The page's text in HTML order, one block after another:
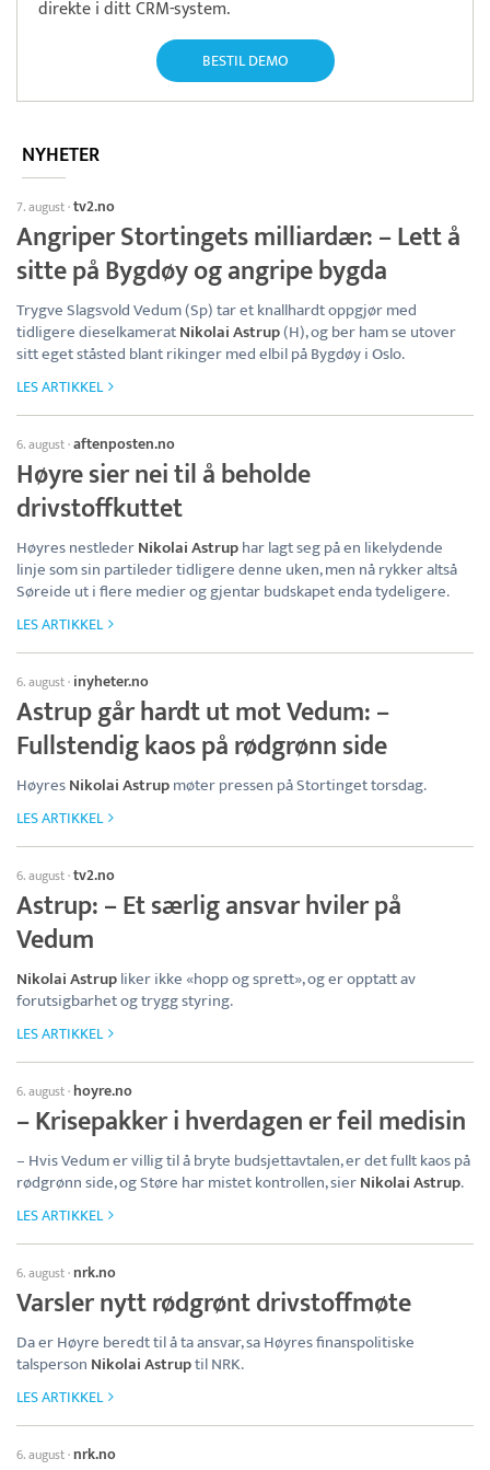
direkte i ditt CRM-system.
BESTIL DEMO
NYHETER
7. august·tv2.no
Angriper Stortingets milliardær: – Lett å
sitte på Bygdøy og angripe bygda
Trygve Slagsvold Vedum (Sp) tar et knallhardt oppgjør med
tidligere dieselkameratNikolai Astrup(H), og ber ham se utover
sitt eget ståsted blant rikinger med elbil på Bygdøy i Oslo.
LES ARTIKKEL
6. august·aftenposten.no
Høyre sier nei til å beholde
drivstoffkuttet
Høyres nestlederNikolai Astruphar lagt seg på en likelydende
linje som sin partileder tidligere denne uken, men nå rykker altså
Søreide ut i flere medier og gjentar budskapet enda tydeligere.
LES ARTIKKEL
6. august· inyheter.no
Astrup går hardt ut mot Vedum: –
Fullstendig kaos på rødgrønn side
HøyresNikolai Astrupmøter pressen på Stortinget torsdag.
LES ARTIKKEL
6. august·tv2.no
Astrup: – Et særlig ansvar hviler på
Vedum
Nikolai Astrupliker ikke «hopp og sprett», og er opptatt av
forutsigbarhet og trygg styring.
LES ARTIKKEL
6. august· hoyre.no
– Krisepakker i hverdagen er feil medisin
– Hvis Vedum er villig til å bryte budsjettavtalen, er det fullt kaos på
rødgrønn side, og Støre har mistet kontrollen, sierNikolai Astrup.
LES ARTIKKEL
6. august· nrk.no
Varsler nytt rødgrønt drivstoffmøte
Da er Høyre beredt til å ta ansvar, sa Høyres finanspolitiske
talsperson Nikolai Astruptil NRK.
LES ARTIKKEL
6. august· nrk.no